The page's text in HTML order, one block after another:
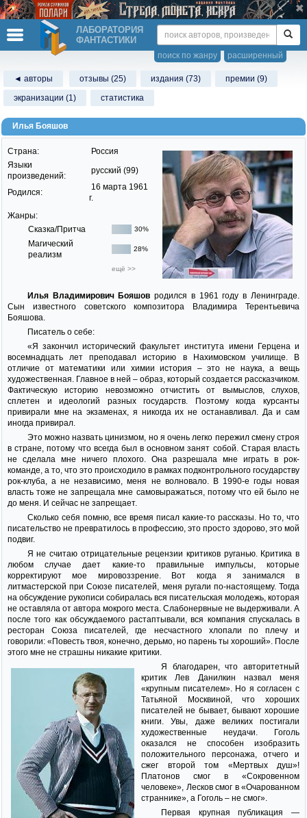
ЛАБОРАТОРИЯ
ФАНТАСТИКИ
расширенный
поиск по жанру
◄ авторы отзывы (25) издания (73)
премии (9)
экранизации (1)
статистика
Илья Бояшов
Страна:
Россия
Языки
произведений:
русский (99)
Родился:
16 марта 1961
г.
Жанры:
Сказка/Притча
30%
Магический
реализм
28%
ещё >>
Илья Владимирович Бояшов родился в 1961 году в Ленинграде.
Сын известного советского композитора Владимира Терентьевича
Бояшова.
Писатель о себе:
«Я закончил исторический факультет института имени Герцена и
восемнадцать лет преподавал историю в Нахимовском училище. В
отличие от математики или химии история – это не наука, а вещь
художественная. Главное в ней – образ, который создается рассказчиком.
Фактическую историю невозможно отчистить от вымыслов, слухов,
сплетен и идеологий разных государств. Поэтому когда курсанты
привирали мне на экзаменах, я никогда их не останавливал. Да и сам
иногда привирал.
Это можно назвать цинизмом, но я очень легко пережил смену строя
в стране, потому что всегда был в основном занят собой. Старая власть
не сделала мне ничего плохого. Она разрешала мне играть в рок-
команде, а то, что это происходило в рамках подконтрольного государству
рок-клуба, а не независимо, меня не волновало. В 1990-е годы новая
власть тоже не запрещала мне самовыражаться, потому что ей было не
до меня. И сейчас не запрещает.
Сколько себя помню, все время писал какие-то рассказы. Но то, что
писательство не превратилось в профессию, это просто здорово, это мой
подвиг.
Я не считаю отрицательные рецензии критиков руганью. Критика в
любом случае дает какие-то правильные импульсы, которые
корректируют мое мировоззрение. Вот когда я занимался в
литмастерской при Союзе писателей, меня ругали по-настоящему. Тогда
на обсуждение рукописи собиралась вся писательская молодежь, которая
не оставляла от автора мокрого места. Слабонервные не выдерживали. А
после того как обсуждаемого растаптывали, вся компания спускалась в
ресторан Союза писателей, где несчастного хлопали по плечу и
говорили: «Повесть твоя, конечно, дерьмо, но парень ты хороший». После
этого мне не страшны никакие критики.
Я благодарен, что авторитетный
критик Лев Данилкин назвал меня
«крупным писателем». Но я согласен с
Татьяной Москвиной, что хороших
писателей не бывает, бывают хорошие
книги. Увы, даже великих постигали
художественные неудачи. Гоголь
оказался не способен изобразить
положительного персонажа, отчего и
сжег второй том «Мертвых душ»!
Платонов смог в «Сокровенном
человеке», Лесков смог в «Очарованном
страннике», а Гоголь – не смог».
Первая крупная публикация —